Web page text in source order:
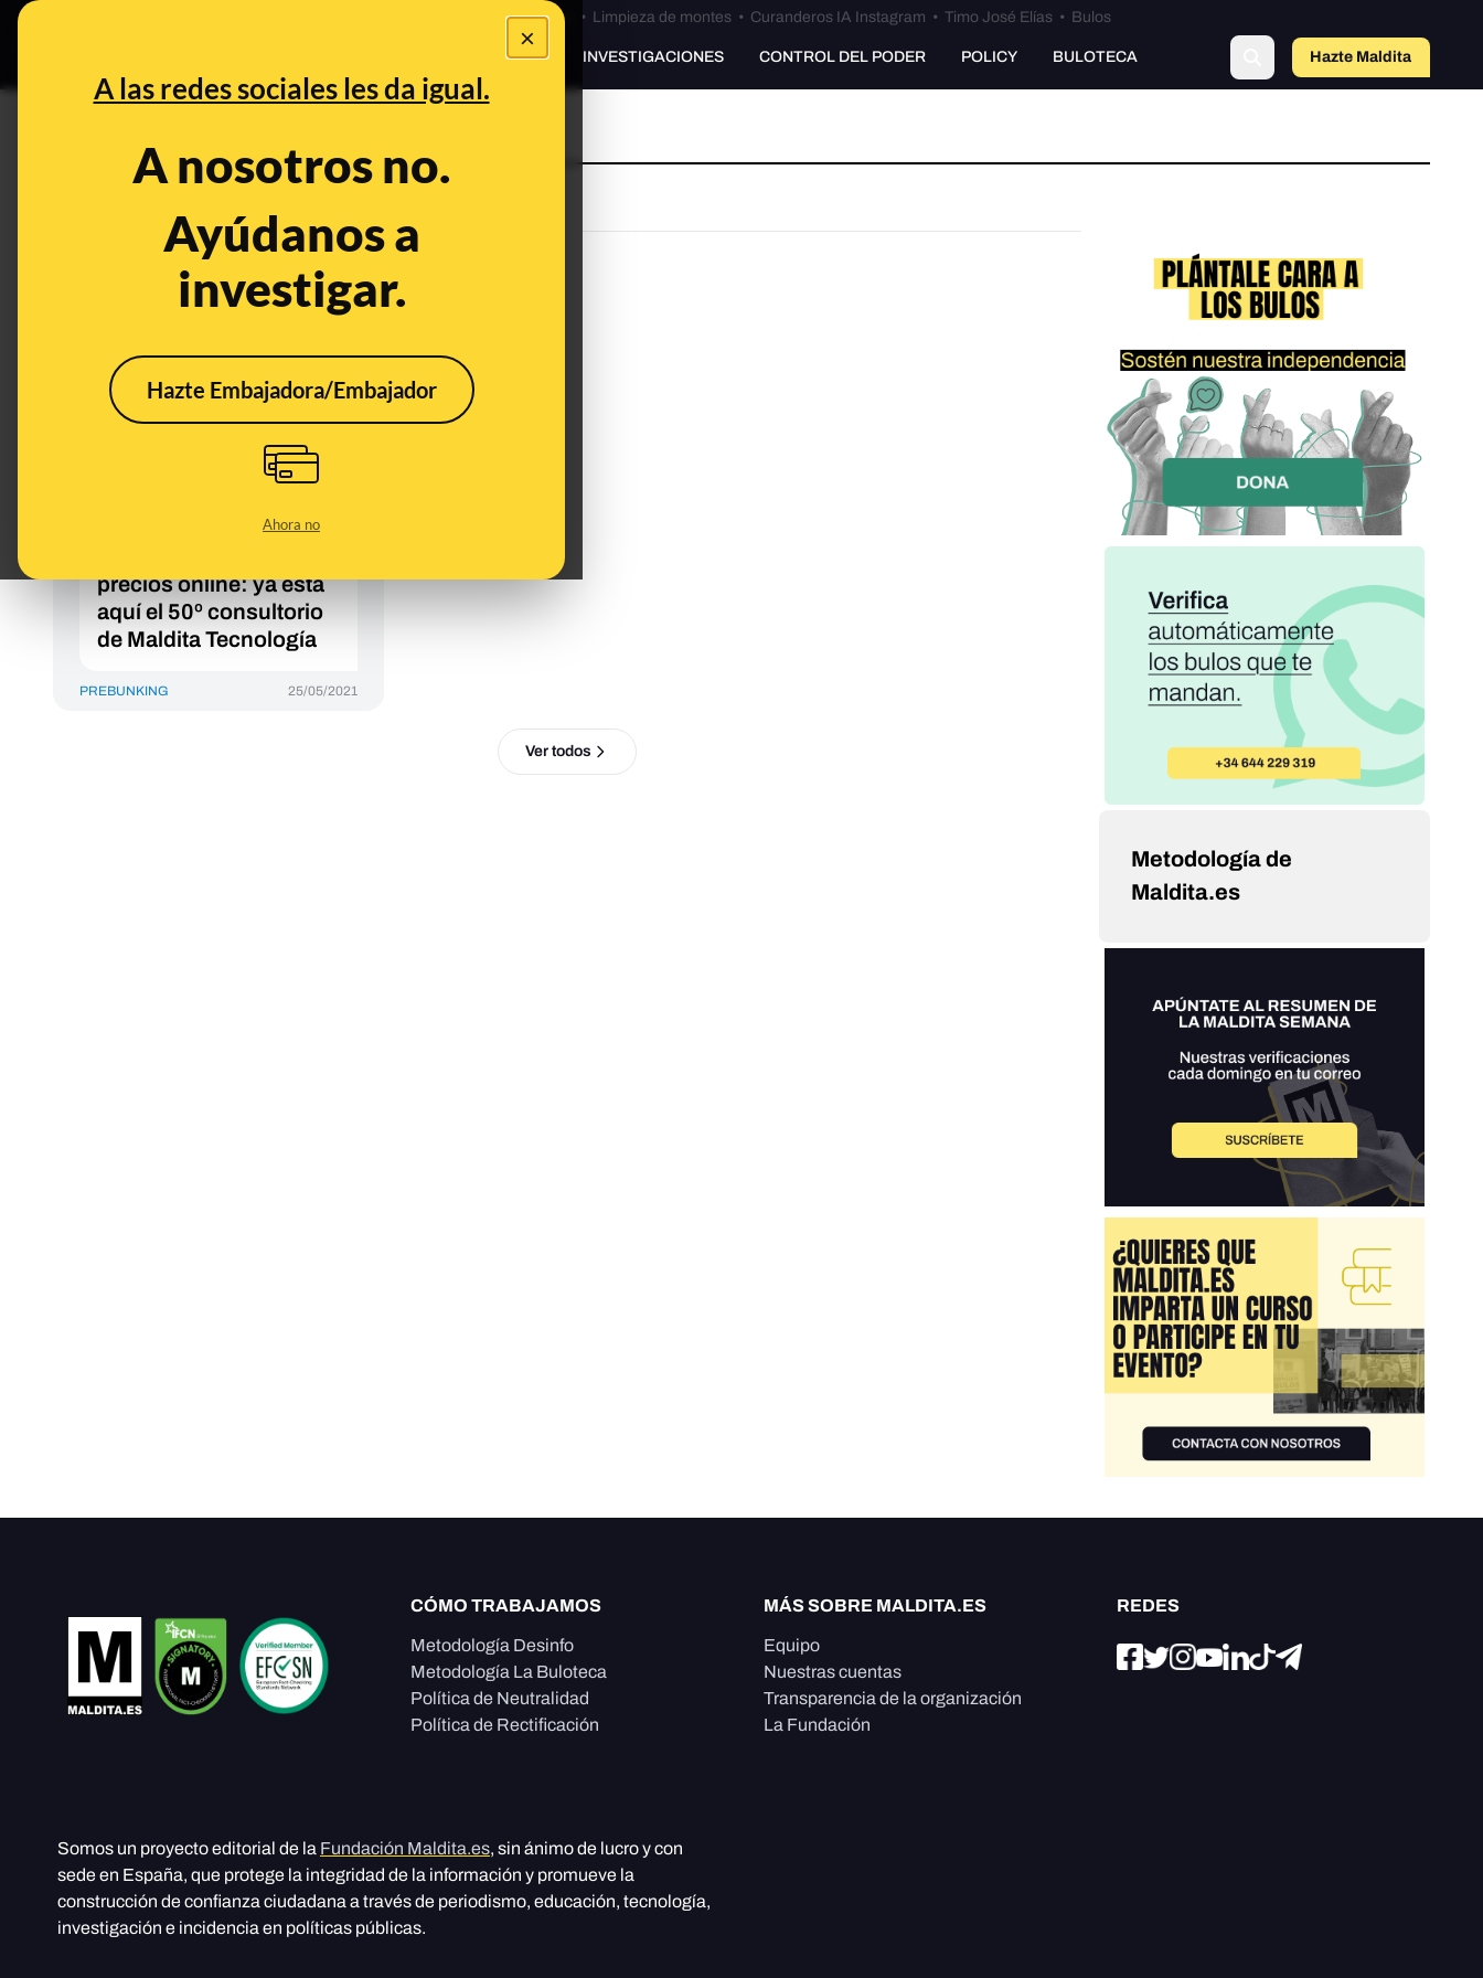
×
A las redes sociales les da igual.
A nosotros no.
Ayúdanos a
investigar.
Hazte Embajadora/Embajador
Ahora no
Bulos Ceuta • Limpieza de montes• Curanderos IA Instagram • Timo José Elías• Bulos
PREBUNKING INVESTIGACIONES CONTROL DEL PODER POLICY BULOTECA Hazte Maldita
discriminación de precios
Redes sociales de
personas fallecidas,
pago y gratuitas y
precios online: ya está
aquí el 50º consultorio
de Maldita Tecnología
PREBUNKING 25/05/2021
Ver todos
Metodología de
Maldita.es
CÓMO TRABAJAMOS
Metodología Desinfo
Metodología La Buloteca
Política de Neutralidad
Política de Rectificación
MÁS SOBRE MALDITA.ES
Equipo
Nuestras cuentas
Transparencia de la organización
La Fundación
REDES
Somos un proyecto editorial de la Fundación Maldita.es, sin ánimo de lucro y con
sede en España, que protege la integridad de la información y promueve la
construcción de confianza ciudadana a través de periodismo, educación, tecnología,
investigación e incidencia en políticas públicas.